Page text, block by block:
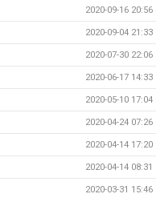
2020-09-16 20:56
2020-09-04 21:33
2020-07-30 22:06
2020-06-17 14:33
2020-05-10 17:04
2020-04-24 07:26
2020-04-14 17:20
2020-04-14 08:31
2020-03-31 15:46